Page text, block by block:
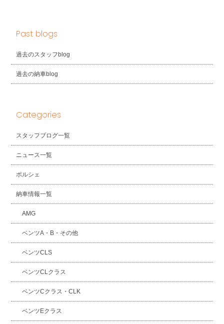
Past blogs
過去のスタッフblog
過去の納車blog
Categories
スタッフブログ一覧
ニュース一覧
ポルシェ
納車情報一覧
AMG
ベンツA・B・その他
ベンツCLS
ベンツCLクラス
ベンツCクラス・CLK
ベンツEクラス